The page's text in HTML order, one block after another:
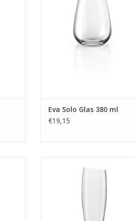
MEER INFO
Eva Solo Glas 380 ml
€19,15